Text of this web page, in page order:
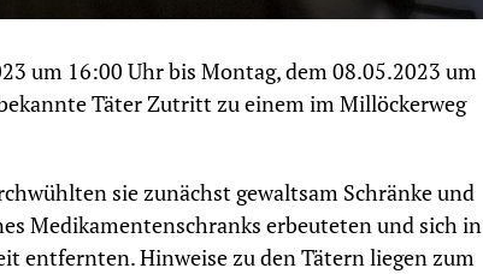
um 16:00 Uhr bis Montag, dem 08.05.2023 um
Täter Zutritt zu einem im Millöckerweg
sie zunächst gewaltsam Schränke und
Medikamentenschranks erbeuteten und sich in
entfernten. Hinweise zu den Tätern liegen zum